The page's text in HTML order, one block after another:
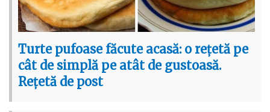
Turte pufoase făcute acasă: o rețetă pe
cât de simplă pe atât de gustoasă.
Rețetă de post